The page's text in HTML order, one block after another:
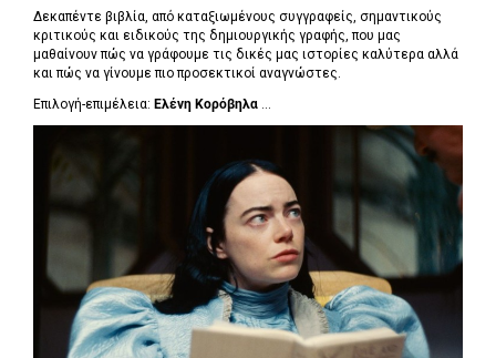
Δεκαπέντε βιβλία, από καταξιωμένους συγγραφείς, σημαντικούς
κριτικούς και ειδικούς της δημιουργικής γραφής, που μας
μαθαίνουν πώς να γράφουμε τις δικές μας ιστορίες καλύτερα αλλά
και πώς να γίνουμε πιο προσεκτικοί αναγνώστες.
Επιλογή-επιμέλεια: Ελένη Κορόβηλα ...